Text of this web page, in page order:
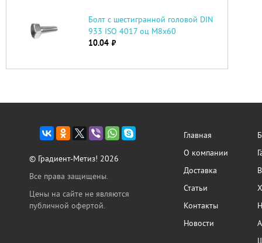
Болт с шестигранной головой DIN
933 ISO 4017 оц М8х60
10.04 руб.
© Градиент-Метиз! 2026
Все права защищены.
Цены на сайте не являются
публичной офертой.
Главная
О компании
Доставка
Статьи
Контакты
Новости